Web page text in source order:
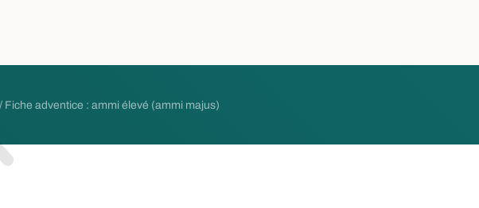
adventice : ammi élevé (ammi majus)